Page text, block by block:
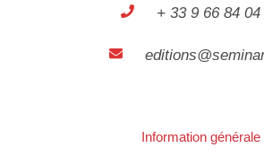
+ 33 9 66 84 04
Information générale